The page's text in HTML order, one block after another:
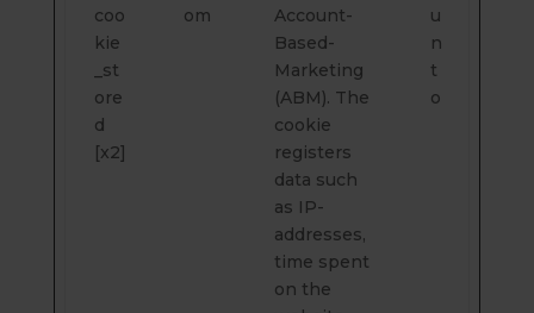
coo
kie
_st
ore
d
[x2]
om
Account-
Based-
Marketing
(ABM). The
cookie
registers
data such
as IP-
addresses,
time spent
on the
u
n
t
o